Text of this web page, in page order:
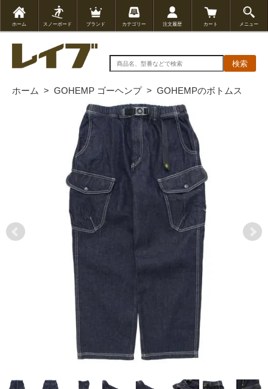
ホーム スノーボード ブランド カテゴリー 注文履歴 カート メニュー
検索
ホーム > GOHEMP ゴーヘンプ> GOHEMPのボトムス